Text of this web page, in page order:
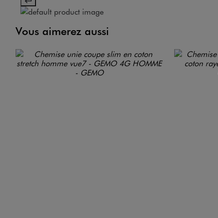
Vous aimerez aussi